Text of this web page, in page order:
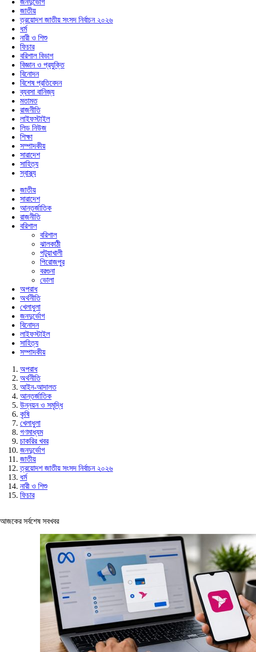
জনদুর্ভোগ
জাতীয়
ত্রয়োদশ জাতীয় সংসদ নির্বাচন ২০২৬
ধর্ম
নারী ও শিশু
ফিচার
বরিশাল বিভাগ
বিজ্ঞান ও প্রযুক্তি
বিনোদন
বিশেষ প্রতিবেদন
ব্যবসা বানিজ্য
মতামত
রাজনীতি
লাইফস্টাইল
লিড নিউজ
শিক্ষা
সম্পাদকীয়
সারাদেশ
সাহিত্য
স্বাস্থ্য
জাতীয়
সারাদেশ
আন্তর্জাতিক
রাজনীতি
বরিশাল
বরিশাল
ঝালকাঠী
পটুয়াখালী
পিরোজপুর
বরগুনা
ভোলা
অপরাধ
অর্থনীতি
খেলাধুলা
জনদুর্ভোগ
বিনোদন
লাইফস্টাইল
সাহিত্য
সম্পাদকীয়
অপরাধ
অর্থনীতি
আইন-আদালত
আন্তর্জাতিক
উন্নয়ন ও সমৃদ্ধি
কৃষি
খেলাধুলা
গণমাধ্যম
চাকরির খবর
জনদুর্ভোগ
জাতীয়
ত্রয়োদশ জাতীয় সংসদ নির্বাচন ২০২৬
ধর্ম
নারী ও শিশু
ফিচার
আজকের সর্বশেষ সবখবর